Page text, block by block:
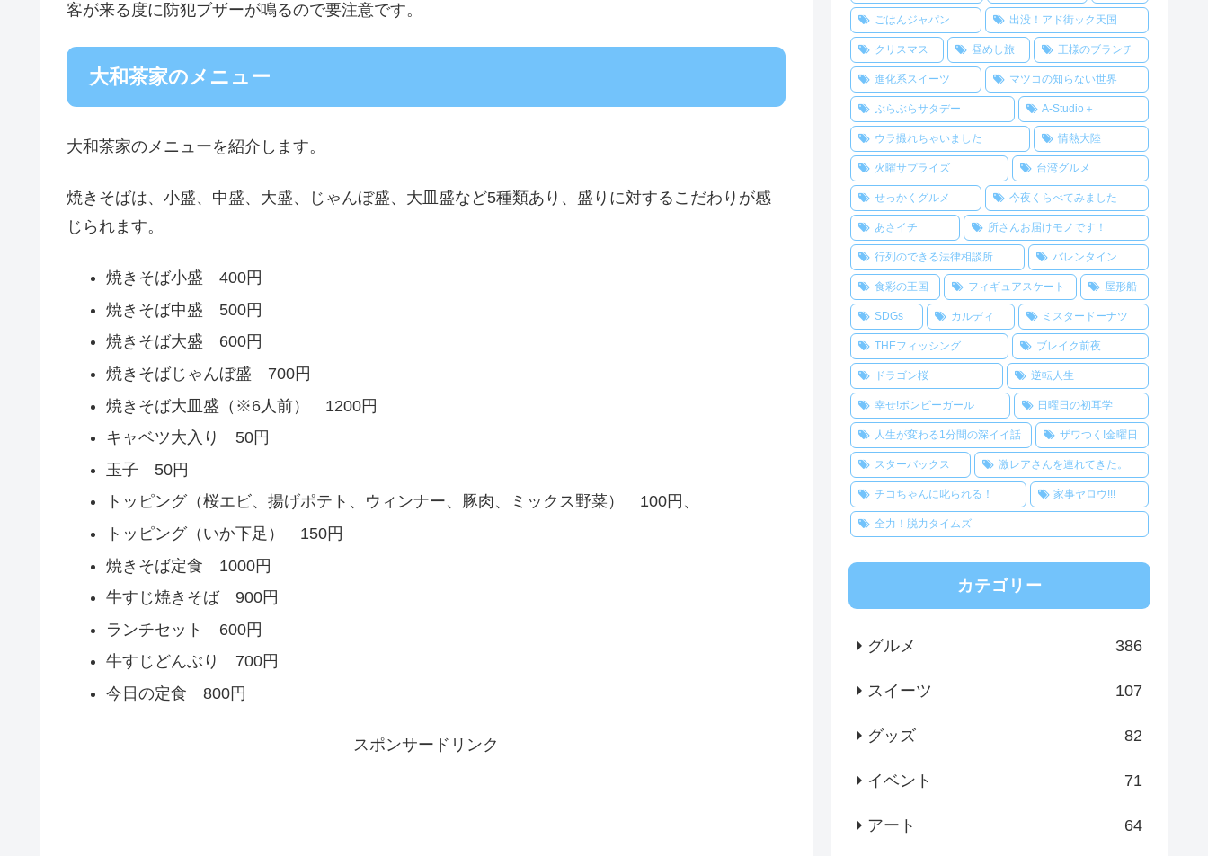
客が来る度に防犯ブザーが鳴るので要注意です。
大和茶家のメニュー
大和茶家のメニューを紹介します。
焼きそばは、小盛、中盛、大盛、じゃんぼ盛、大皿盛など5種類あり、盛りに対するこだわりが感
じられます。
焼きそば小盛 400円
焼きそば中盛 500円
焼きそば大盛 600円
焼きそばじゃんぼ盛 700円
焼きそば大皿盛（※6人前） 1200円
キャベツ大入り 50円
玉子 50円
トッピング（桜エビ、揚げポテト、ウィンナー、豚肉、ミックス野菜） 100円、
トッピング（いか下足） 150円
焼きそば定食 1000円
牛すじ焼きそば 900円
ランチセット 600円
牛すじどんぶり 700円
今日の定食 800円
スポンサードリンク
ごはんジャパン 出没！アド街ック天国
クリスマス 昼めし旅 王様のブランチ
進化系スイーツ マツコの知らない世界
ぶらぶらサタデー A-Studio＋
ウラ撮れちゃいました 情熱大陸
火曜サプライズ 台湾グルメ
せっかくグルメ 今夜くらべてみました
あさイチ 所さんお届けモノです！
行列のできる法律相談所 バレンタイン
食彩の王国 フィギュアスケート 屋形船
SDGs カルディ ミスタードーナツ
THEフィッシング ブレイク前夜
ドラゴン桜 逆転人生
幸せ!ボンビーガール 日曜日の初耳学
人生が変わる1分間の深イイ話 ザワつく!金曜日
スターバックス 激レアさんを連れてきた。
チコちゃんに叱られる！ 家事ヤロウ!!!
全力！脱力タイムズ
カテゴリー
グルメ 386
スイーツ 107
グッズ 82
イベント 71
アート 64